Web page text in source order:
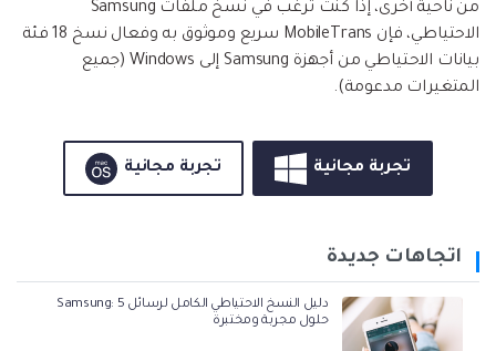
من ناحية أخرى، إذا كنت ترغب في نسخ ملفات Samsung
الاحتياطي، فإن MobileTrans سريع وموثوق به وفعال نسخ 18 فئة
بيانات الاحتياطي من أجهزة Samsung إلى Windows (جميع
المتغيرات مدعومة).
تجربة مجانية تجربة مجانية
اتجاهات جديدة
دليل النسخ الاحتياطي الكامل لرسائل Samsung: 5
حلول مجربة ومختبرة